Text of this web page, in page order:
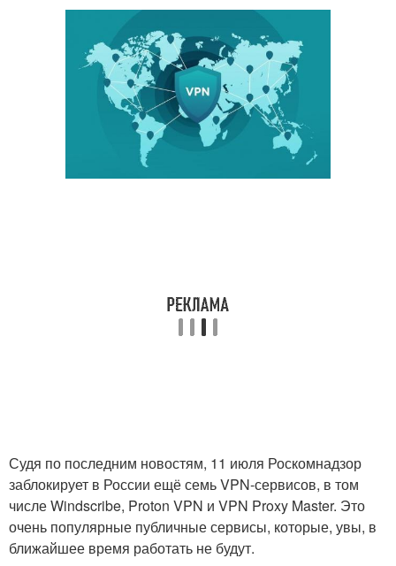
Судя по последним новостям, 11 июля Роскомнадзор
заблокирует в России ещё семь VPN-сервисов, в том
числе Windscribe, Proton VPN и VPN Proxy Master. Это
очень популярные публичные сервисы, которые, увы, в
ближайшее время работать не будут.